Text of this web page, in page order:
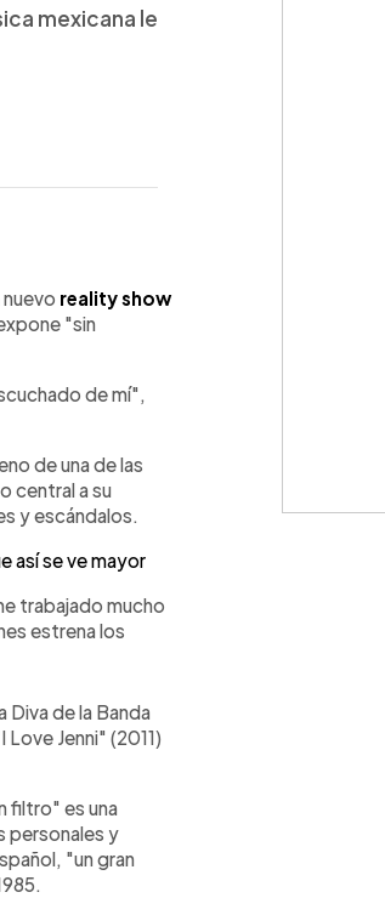
mexicana le
reality show
"sin
de mí",
de una de las
central a su
y escándalos.
así se ve mayor
trabajado mucho
estrena los
Diva de la Banda
Jenni" (2011)
filtro" es una
personales y
"un gran